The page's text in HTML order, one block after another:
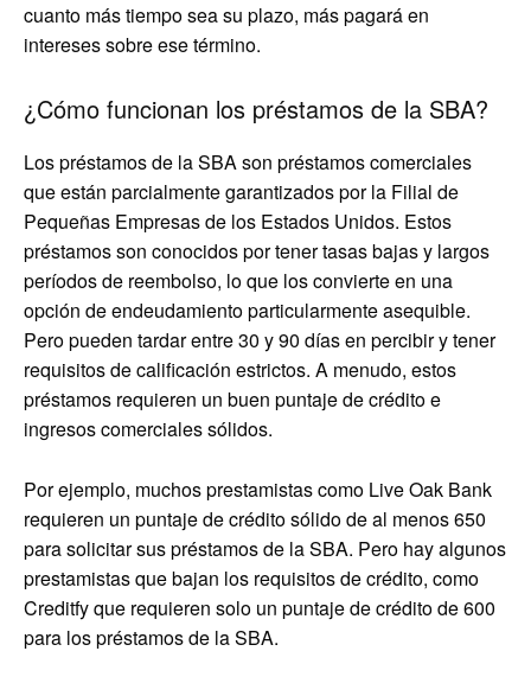
cuanto más tiempo sea su plazo, más pagará en
intereses sobre ese término.
¿Cómo funcionan los préstamos de la SBA?
Los préstamos de la SBA son préstamos comerciales
que están parcialmente garantizados por la Filial de
Pequeñas Empresas de los Estados Unidos. Estos
préstamos son conocidos por tener tasas bajas y largos
períodos de reembolso, lo que los convierte en una
opción de endeudamiento particularmente asequible.
Pero pueden tardar entre 30 y 90 días en percibir y tener
requisitos de calificación estrictos. A menudo, estos
préstamos requieren un buen puntaje de crédito e
ingresos comerciales sólidos.
Por ejemplo, muchos prestamistas como Live Oak Bank
requieren un puntaje de crédito sólido de al menos 650
para solicitar sus préstamos de la SBA. Pero hay algunos
prestamistas que bajan los requisitos de crédito, como
Creditfy que requieren solo un puntaje de crédito de 600
para los préstamos de la SBA.